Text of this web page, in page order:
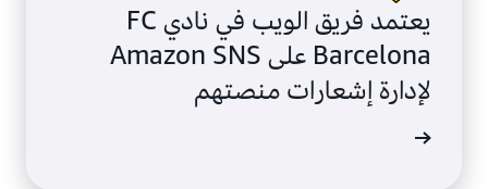
يعتمد فريق الويب في نادي FC
Barcelona على Amazon SNS
لإدارة إشعارات منصتهم